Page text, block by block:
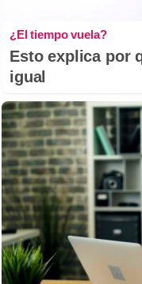
¿El tiempo vuela?
Esto explica por
igual